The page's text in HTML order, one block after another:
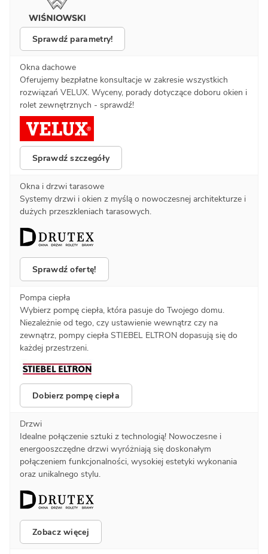
Sprawdź parametry!
Okna dachowe
Oferujemy bezpłatne konsultacje w zakresie wszystkich
rozwiązań VELUX. Wyceny, porady dotyczące doboru okien i
rolet zewnętrznych - sprawdź!
Sprawdź szczegóły
Okna i drzwi tarasowe
Systemy drzwi i okien z myślą o nowoczesnej architekturze i
dużych przeszkleniach tarasowych.
Sprawdź ofertę!
Pompa ciepła
Wybierz pompę ciepła, która pasuje do Twojego domu.
Niezależnie od tego, czy ustawienie wewnątrz czy na
zewnątrz, pompy ciepła STIEBEL ELTRON dopasują się do
każdej przestrzeni.
Dobierz pompę ciepła
Drzwi
Idealne połączenie sztuki z technologią! Nowoczesne i
energooszczędne drzwi wyróżniają się doskonałym
połączeniem funkcjonalności, wysokiej estetyki wykonania
oraz unikalnego stylu.
Zobacz więcej